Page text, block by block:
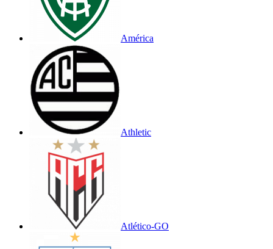
América
Athletic
Atlético-GO